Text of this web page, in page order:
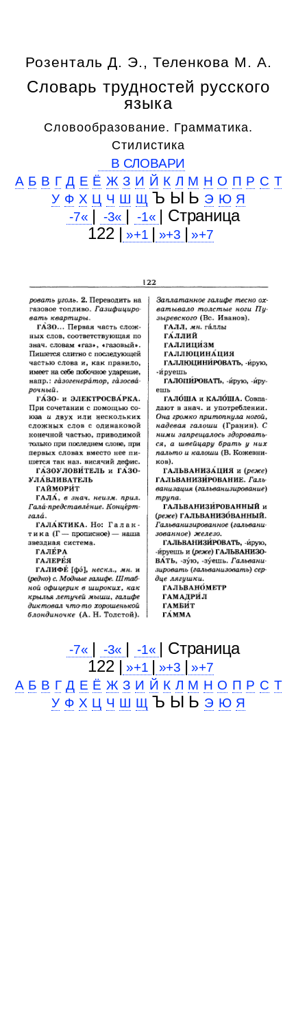
Розенталь Д. Э., Теленкова М. А.
Словарь трудностей русского
языка
Словообразование. Грамматика.
Стилистика
В СЛОВАРИ
А Б В Г Д Е Ё Ж З И Й К Л М Н О П Р С Т
У Ф Х Ц Ч Ш Щ Ъ Ы Ь Э Ю Я
-7« | -3« | -1« | Cтраница
122 | »+1 | »+3 | »+7
-7« | -3« | -1« | Cтраница
122 | »+1 | »+3 | »+7
А Б В Г Д Е Ё Ж З И Й К Л М Н О П Р С Т
У Ф Х Ц Ч Ш Щ Ъ Ы Ь Э Ю Я